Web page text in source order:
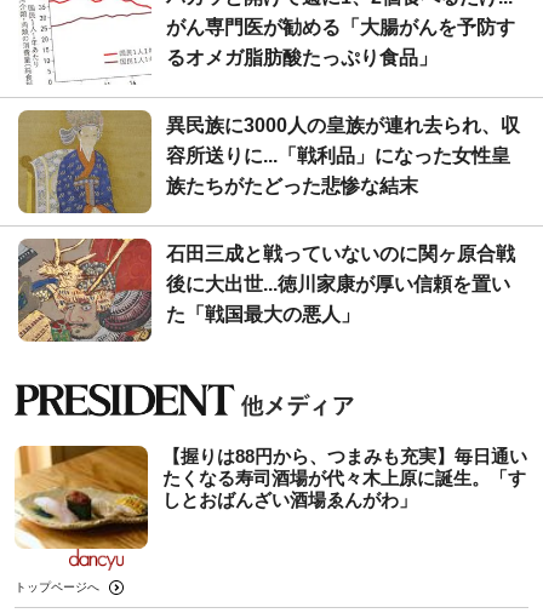
がん専門医が勧める「大腸がんを予防す
るオメガ脂肪酸たっぷり食品」
異民族に3000人の皇族が連れ去られ、収
容所送りに...「戦利品」になった女性皇
族たちがたどった悲惨な結末
石田三成と戦っていないのに関ヶ原合戦
後に大出世...徳川家康が厚い信頼を置い
た「戦国最大の悪人」
【握りは88円から、つまみも充実】毎日通い
たくなる寿司酒場が代々木上原に誕生。「す
しとおばんざい酒場ゑんがわ」
トップページへ